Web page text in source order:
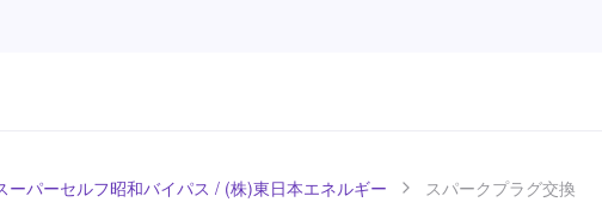
ーパーセルフ昭和バイパス / (株)東日本エネルギー スパークプラグ交換